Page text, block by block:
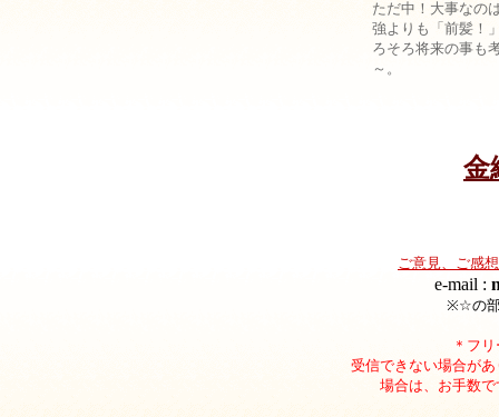
ただ中！大事なの
強よりも「前髪！
ろそろ将来の事も
～。
金
ご意見、ご感
e-mail :
※☆の部
＊フ
受信できない場合が
場合は、お手数